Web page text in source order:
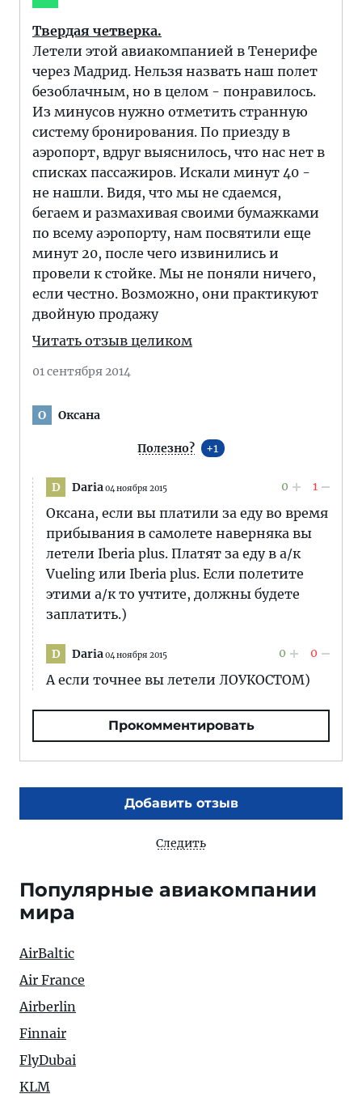
Твердая четверка.
Летели этой авиакомпанией в Тенерифе
через Мадрид. Нельзя назвать наш полет
безоблачным, но в целом - понравилось.
Из минусов нужно отметить странную
систему бронирования. По приезду в
аэропорт, вдруг выяснилось, что нас нет в
списках пассажиров. Искали минут 40 -
не нашли. Видя, что мы не сдаемся,
бегаем и размахивая своими бумажками
по всему аэропорту, нам посвятили еще
минут 20, после чего извинились и
провели к стойке. Мы не поняли ничего,
если честно. Возможно, они практикуют
двойную продажу
Читать отзыв целиком
01 сентября 2014
О Оксана
Полезно? 1
D Daria 04 ноября 2015 0 1
Оксана, если вы платили за еду во время
прибывания в самолете наверняка вы
летели Iberia plus. Платят за еду в а/к
Vueling или Iberia plus. Если полетите
этими а/к то учтите, должны будете
заплатить.)
D Daria 04 ноября 2015 0 0
А если точнее вы летели ЛОУКОСТОМ)
Прокомментировать
Добавить отзыв
Следить
Популярные авиакомпании
мира
AirBaltic
Air France
Airberlin
Finnair
FlyDubai
KLM